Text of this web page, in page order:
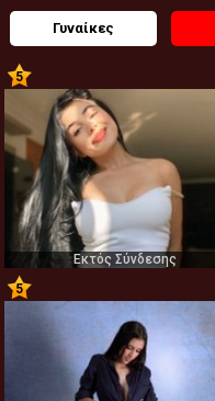
Γυναίκες
5
Εκτός Σύνδεσης
5